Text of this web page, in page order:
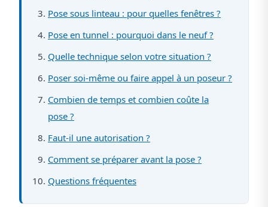
Pose sous linteau : pour quelles fenêtres ?
Pose en tunnel : pourquoi dans le neuf ?
Quelle technique selon votre situation ?
Poser soi-même ou faire appel à un poseur ?
Combien de temps et combien coûte la
pose ?
Faut-il une autorisation ?
Comment se préparer avant la pose ?
Questions fréquentes